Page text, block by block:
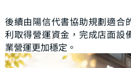
後續由陽信代書協助規劃適合
利取得營運資金，完成店面設
業營運更加穩定。